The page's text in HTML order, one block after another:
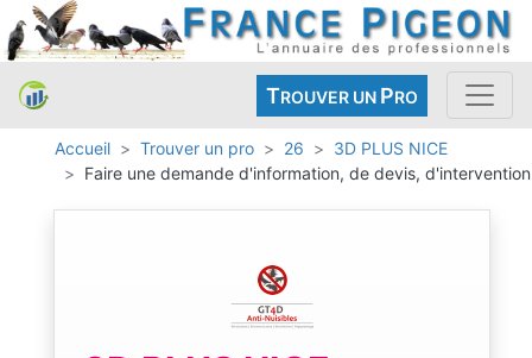
TROUVER UN PRO
Accueil Trouver un pro 26
3D PLUS NICE
Faire une demande d'information, de devis, d'intervention